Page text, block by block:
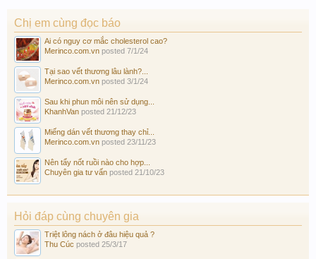
Chị em cùng đọc báo
Ai có nguy cơ mắc cholesterol cao?
Merinco.com.vn posted 7/1/24
Tại sao vết thương lâu lành?...
Merinco.com.vn posted 3/1/24
Sau khi phun môi nên sử dụng...
KhanhVan posted 21/12/23
Miếng dán vết thương thay chỉ...
Merinco.com.vn posted 23/11/23
Nên tẩy nốt ruồi nào cho hợp...
Chuyên gia tư vấn posted 21/10/23
Hỏi đáp cùng chuyên gia
Triệt lông nách ở đâu hiệu quả ?
Thu Cúc posted 25/3/17